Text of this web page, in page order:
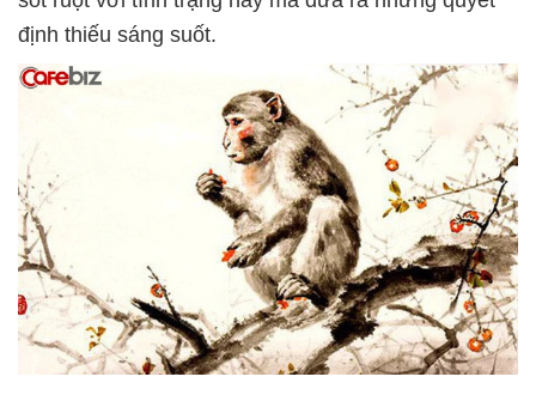
định thiếu sáng suốt.